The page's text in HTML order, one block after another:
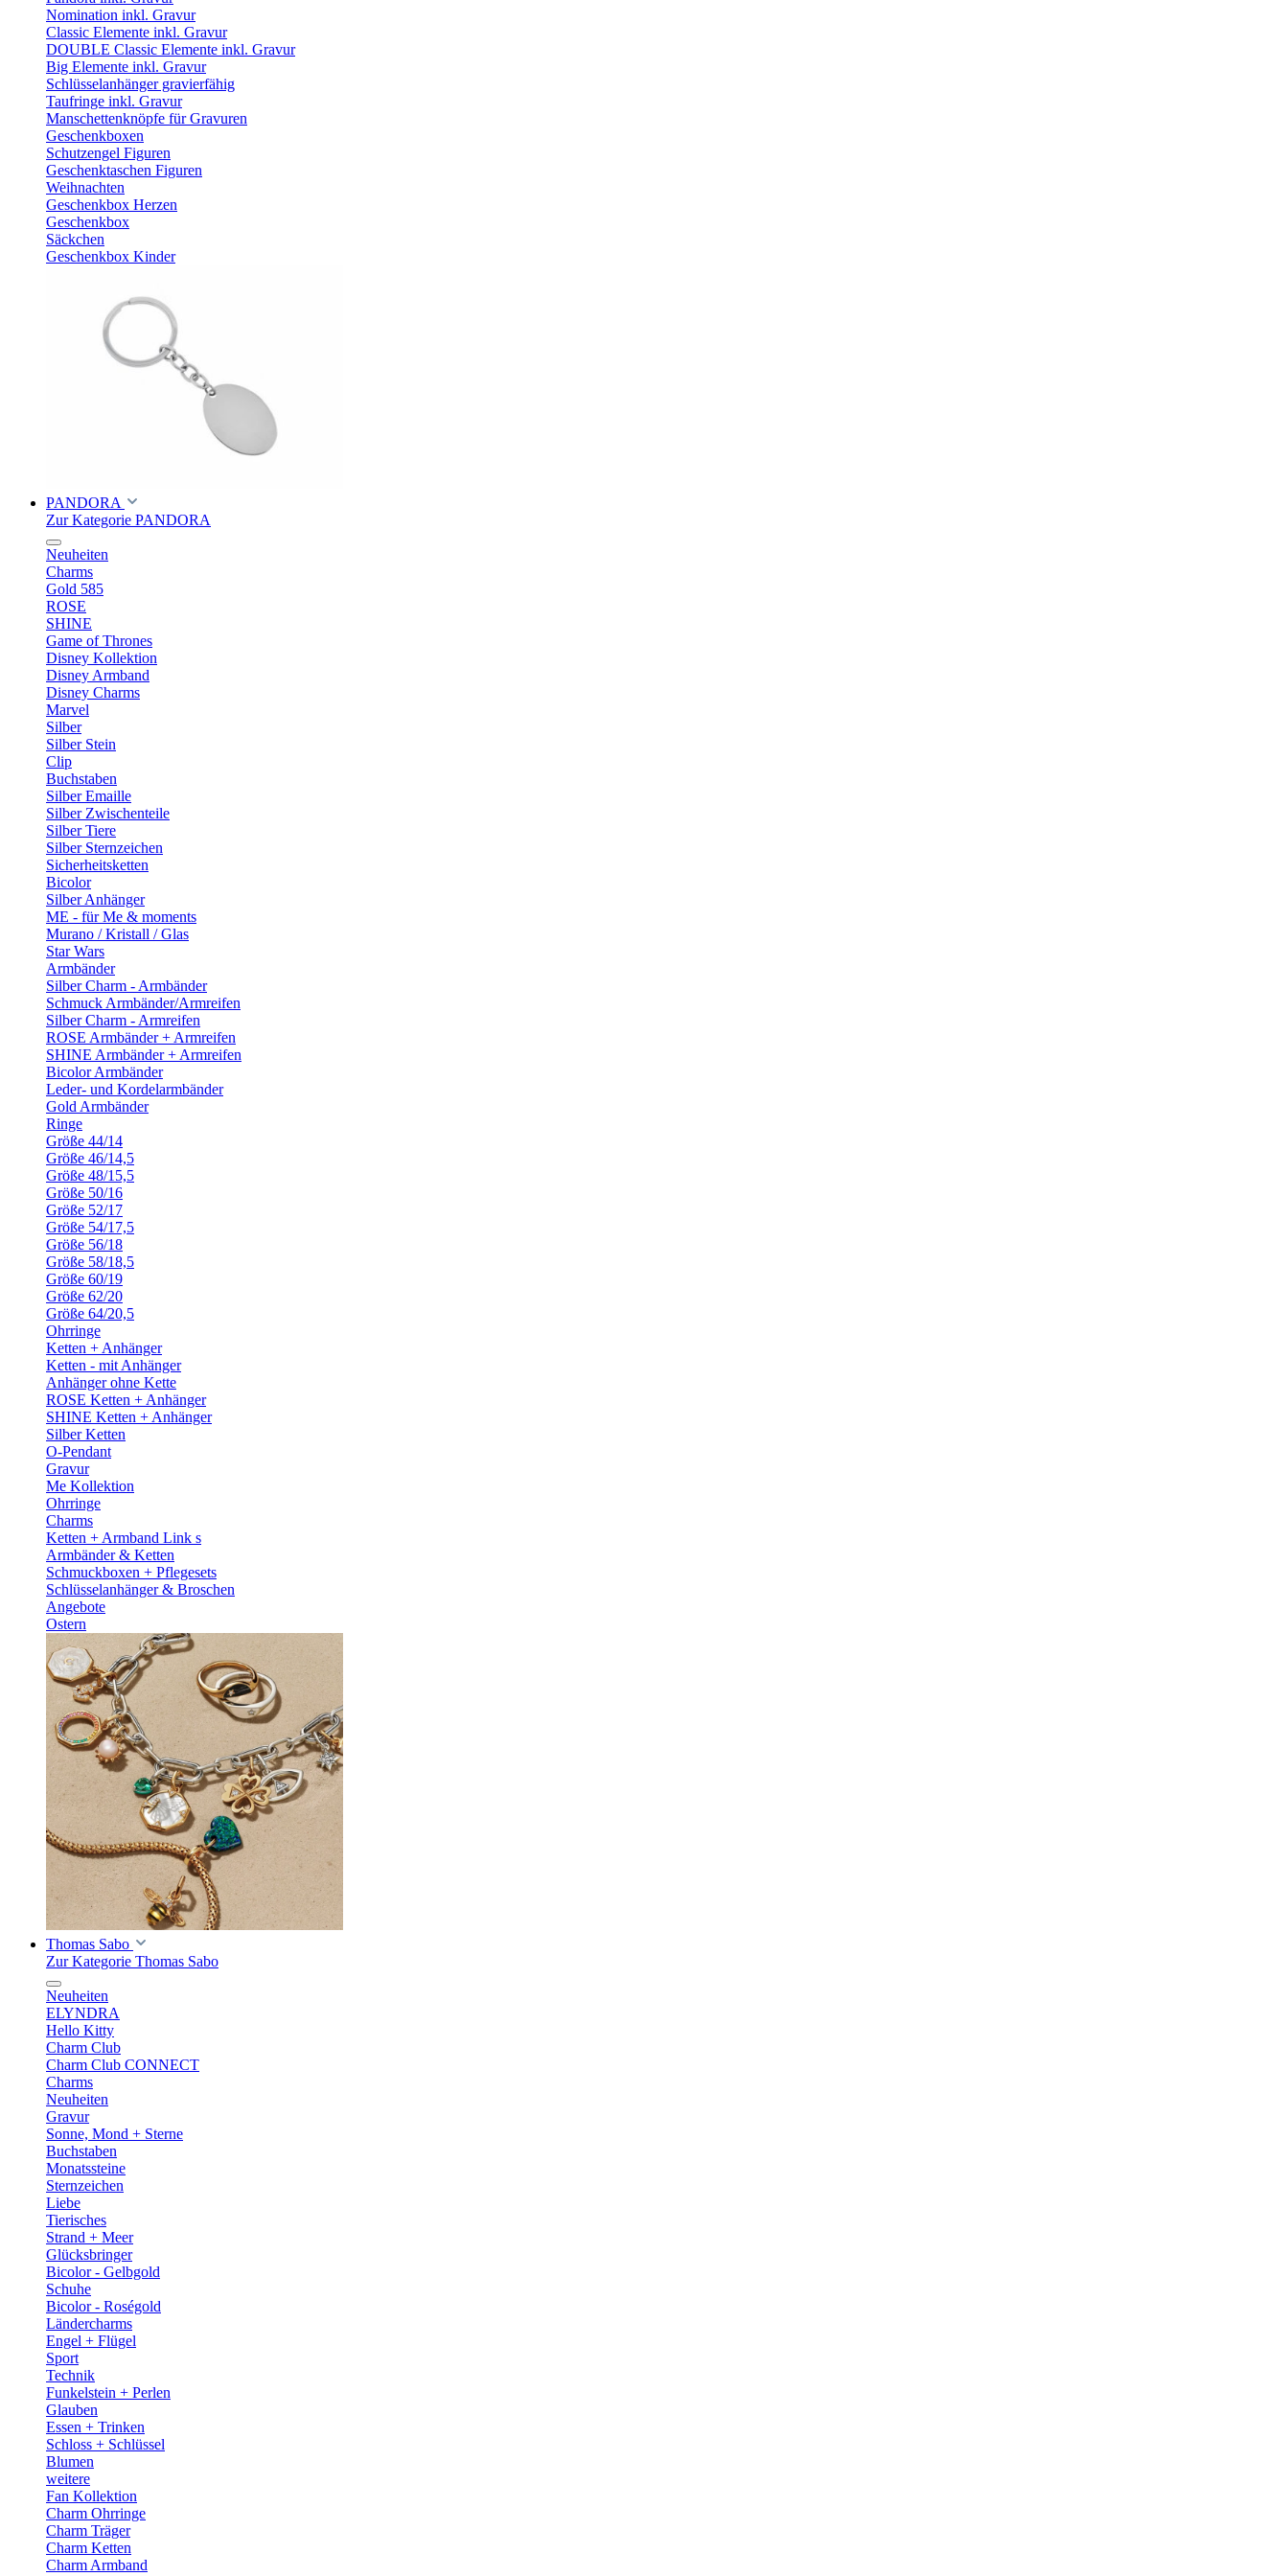
Nomination inkl. Gravur
Classic Elemente inkl. Gravur
DOUBLE Classic Elemente inkl. Gravur
Big Elemente inkl. Gravur
Schlüsselanhänger gravierfähig
Taufringe inkl. Gravur
Manschettenknöpfe für Gravuren
Geschenkboxen
Schutzengel Figuren
Geschenktaschen Figuren
Weihnachten
Geschenkbox Herzen
Geschenkbox
Säckchen
Geschenkbox Kinder
PANDORA
Zur Kategorie PANDORA
Neuheiten
Charms
Gold 585
ROSE
SHINE
Game of Thrones
Disney Kollektion
Disney Armband
Disney Charms
Marvel
Silber
Silber Stein
Clip
Buchstaben
Silber Emaille
Silber Zwischenteile
Silber Tiere
Silber Sternzeichen
Sicherheitsketten
Bicolor
Silber Anhänger
ME - für Me & moments
Murano / Kristall / Glas
Star Wars
Armbänder
Silber Charm - Armbänder
Schmuck Armbänder/Armreifen
Silber Charm - Armreifen
ROSE Armbänder + Armreifen
SHINE Armbänder + Armreifen
Bicolor Armbänder
Leder- und Kordelarmbänder
Gold Armbänder
Ringe
Größe 44/14
Größe 46/14,5
Größe 48/15,5
Größe 50/16
Größe 52/17
Größe 54/17,5
Größe 56/18
Größe 58/18,5
Größe 60/19
Größe 62/20
Größe 64/20,5
Ohrringe
Ketten + Anhänger
Ketten - mit Anhänger
Anhänger ohne Kette
ROSE Ketten + Anhänger
SHINE Ketten + Anhänger
Silber Ketten
O-Pendant
Gravur
Me Kollektion
Ohrringe
Charms
Ketten + Armband Link s
Armbänder & Ketten
Schmuckboxen + Pflegesets
Schlüsselanhänger & Broschen
Angebote
Ostern
Thomas Sabo
Zur Kategorie Thomas Sabo
Neuheiten
ELYNDRA
Hello Kitty
Charm Club
Charm Club CONNECT
Charms
Neuheiten
Gravur
Sonne, Mond + Sterne
Buchstaben
Monatssteine
Sternzeichen
Liebe
Tierisches
Strand + Meer
Glücksbringer
Bicolor - Gelbgold
Schuhe
Bicolor - Roségold
Ländercharms
Engel + Flügel
Sport
Technik
Funkelstein + Perlen
Glauben
Essen + Trinken
Schloss + Schlüssel
Blumen
weitere
Fan Kollektion
Charm Ohrringe
Charm Träger
Charm Ketten
Charm Armband